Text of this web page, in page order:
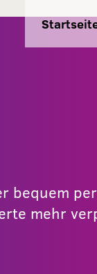
bequem per
mehr